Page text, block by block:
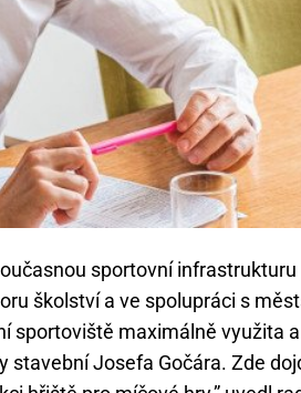
sportovní
školství a ve spolupráci s
sportoviště maximálně využita
Josefa Gočára. Zde